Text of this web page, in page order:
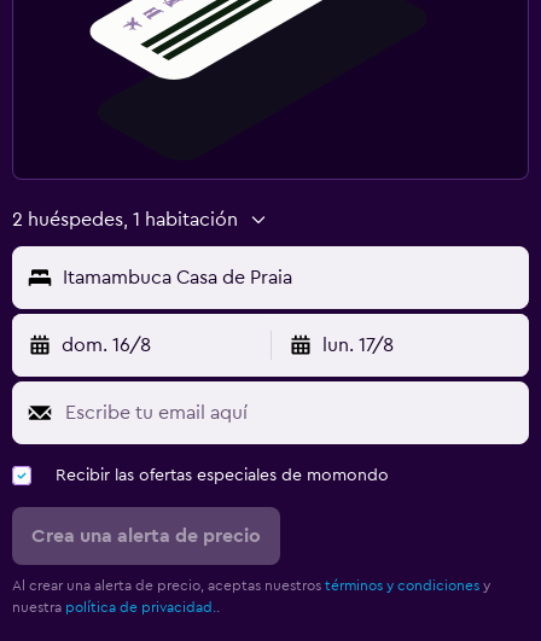
2 huéspedes, 1 habitación
Itamambuca Casa de Praia
dom. 16/8 lun. 17/8
Recibir las ofertas especiales de momondo
Crea una alerta de precio
Al crear una alerta de precio, aceptas nuestros términos y condiciones y
nuestra política de privacidad.